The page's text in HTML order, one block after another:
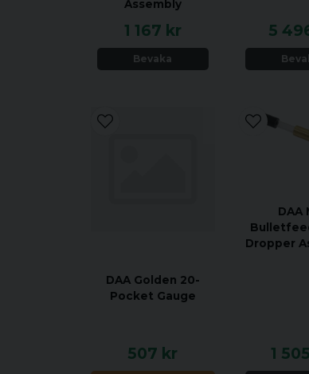
Assembly
1 167 kr
Bevaka
5
DAA Golden 20-
Pocket Gauge
507 kr
DAA
Dropper
1